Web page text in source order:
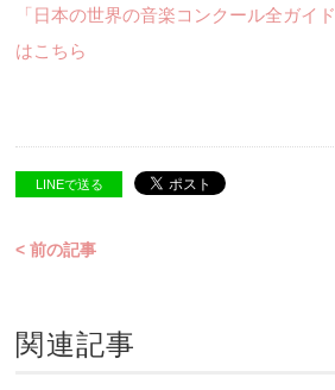
「日本の世界の音楽コンクール全ガイ
はこちら
LINEで送る
< 前の記事
関連記事